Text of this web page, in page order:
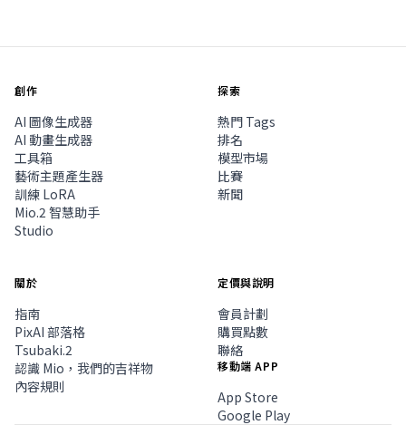
創作
AI 圖像生成器
AI 動畫生成器
工具箱
藝術主題產生器
訓練 LoRA
Mio.2 智慧助手
Studio
探索
熱門 Tags
排名
模型市場
比賽
新聞
關於
指南
PixAI 部落格
Tsubaki.2
認識 Mio，我們的吉祥物
內容規則
定價與說明
會員計劃
購買點數
聯絡
移動端 APP
App Store
Google Play